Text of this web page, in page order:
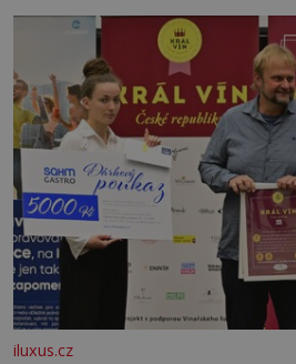
král. Nebo že by ne? Mongolové
podél Kaspického a Azovského
iluxus.cz